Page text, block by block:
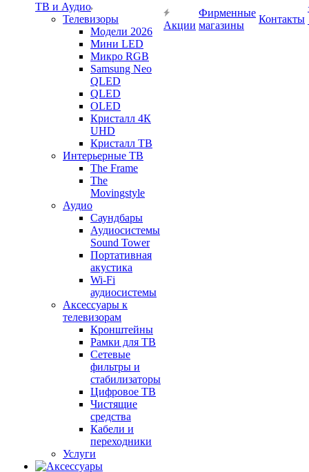
ТВ и Аудио
Телевизоры
Модели 2026
Мини LED
Микро RGB
Samsung Neo
QLED
QLED
OLED
Кристалл 4К
UHD
Кристалл ТВ
Интерьерные ТВ
The Frame
The
Movingstyle
Аудио
Саундбары
Аудиосистемы
Sound Tower
Портативная
акустика
Wi-Fi
аудиосистемы
Аксессуары к
телевизорам
Кронштейны
Рамки для ТВ
Сетевые
фильтры и
стабилизаторы
Цифровое ТВ
Чистящие
средства
Кабели и
переходники
Услуги
Акции
Фирменные
магазины
Контакты